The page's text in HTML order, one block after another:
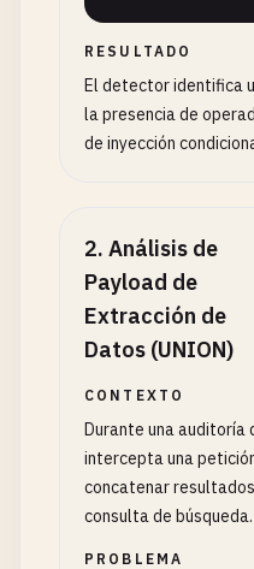
RESULTADO
El detector identifica
la presencia de
de inyección
2. Análisis de
Payload de
Extracción de
Datos (UNION)
CONTEXTO
Durante una auditoría
intercepta una
concatenar
consulta de búsqueda.
PROBLEMA